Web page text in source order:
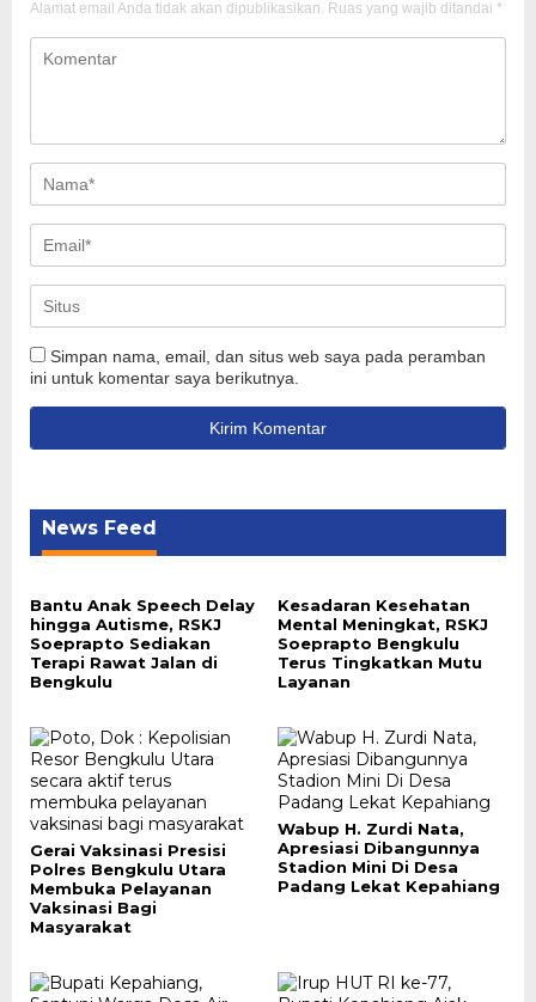
Alamat email Anda tidak akan dipublikasikan. Ruas yang wajib ditandai *
Simpan nama, email, dan situs web saya pada peramban
ini untuk komentar saya berikutnya.
News Feed
Bantu Anak Speech Delay
hingga Autisme, RSKJ
Soeprapto Sediakan
Terapi Rawat Jalan di
Bengkulu
Kesadaran Kesehatan
Mental Meningkat, RSKJ
Soeprapto Bengkulu
Terus Tingkatkan Mutu
Layanan
Gerai Vaksinasi Presisi
Polres Bengkulu Utara
Membuka Pelayanan
Vaksinasi Bagi
Masyarakat
Wabup H. Zurdi Nata,
Apresiasi Dibangunnya
Stadion Mini Di Desa
Padang Lekat Kepahiang